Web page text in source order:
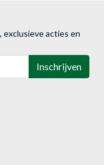
acties en
Inschrijven